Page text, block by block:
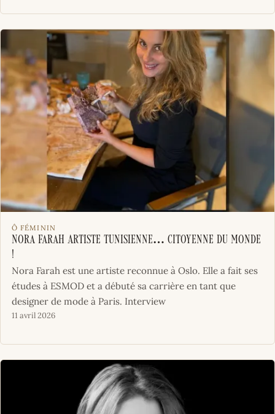
Ô FÉMININ
Nora Farah Artiste tunisienne… Citoyenne du monde
!
Nora Farah est une artiste reconnue à Oslo. Elle a fait ses
études à ESMOD et a débuté sa carrière en tant que
designer de mode à Paris. Interview
11 avril 2026